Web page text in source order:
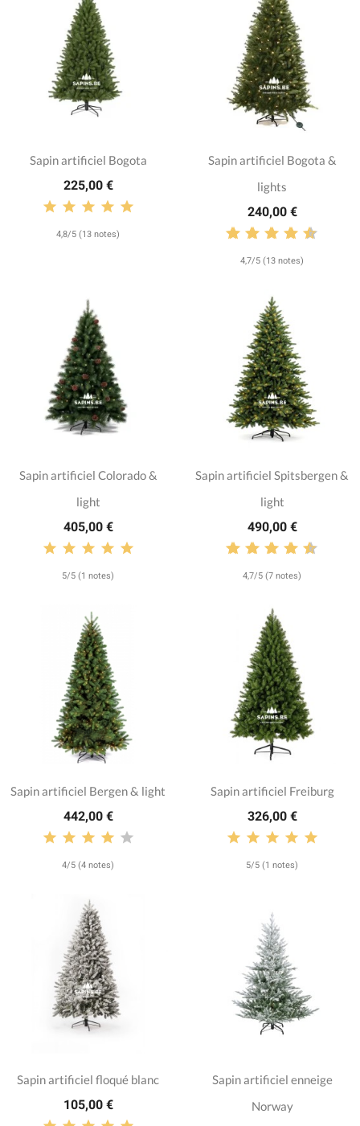
Sapin artificiel Bogota
225,00 €
4,8/5 (13 notes)
Sapin artificiel Bogota &
lights
240,00 €
4,7/5 (13 notes)
Sapin artificiel Colorado &
light
405,00 €
5/5 (1 notes)
Sapin artificiel Spitsbergen &
light
490,00 €
4,7/5 (7 notes)
Sapin artificiel Bergen & light
442,00 €
4/5 (4 notes)
Sapin artificiel Freiburg
326,00 €
5/5 (1 notes)
Sapin artificiel floqué blanc
105,00 €
Sapin artificiel enneige
Norway